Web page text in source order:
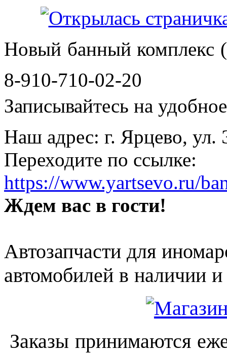
Новый банный комплекс
8-910-710-02-20
Записывайтесь на
Наш адрес: г. Ярцево, ул.
Переходите по ссылке:
https://www.yartsevo.ru/
Ждем вас в гости!
Автозапчасти для
автомобилей в наличии и
Заказы принимаются